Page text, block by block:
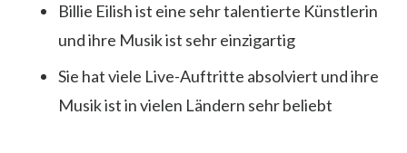
Billie Eilish ist eine sehr talentierte Künstlerin
und ihre Musik ist sehr einzigartig
Sie hat viele Live-Auftritte absolviert und ihre
Musik ist in vielen Ländern sehr beliebt